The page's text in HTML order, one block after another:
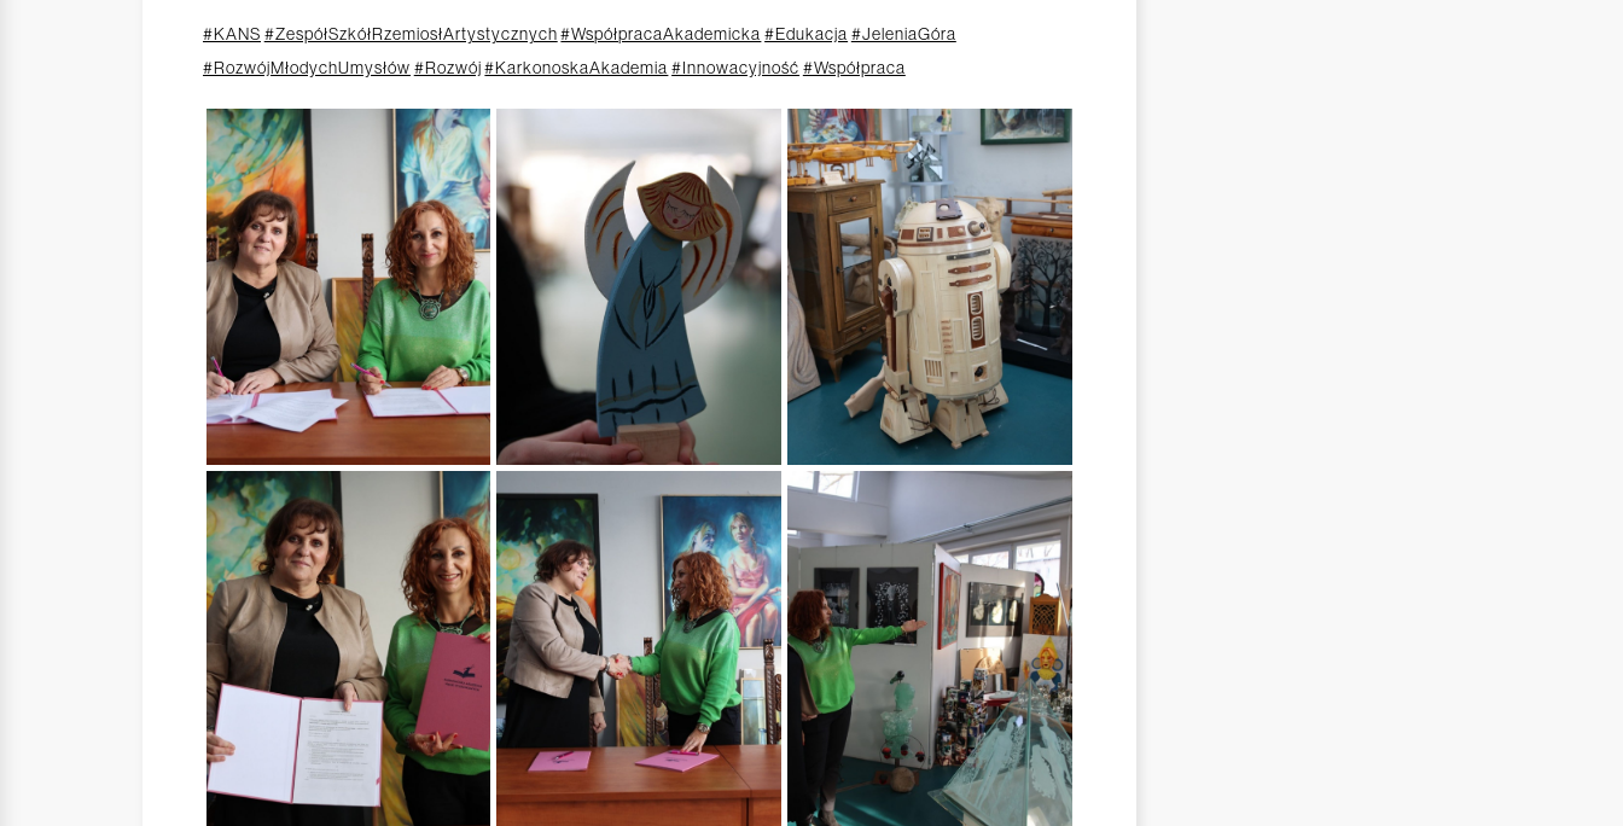
#KANS #ZespółSzkółRzemiosłArtystycznych #WspółpracaAkademicka #Edukacja #JeleniaGóra
#RozwójMłodychUmysłów #Rozwój #KarkonoskaAkademia #Innowacyjność #Współpraca